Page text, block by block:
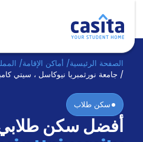
الرئيسية عربي
دخول
حجز
السكن
الصفحة الرئيسية/أماكن الإقامة/
جامعة نورثمبريا نيوكاسل ، سيتي
سكن طلاب
أفضل سكن طلابي